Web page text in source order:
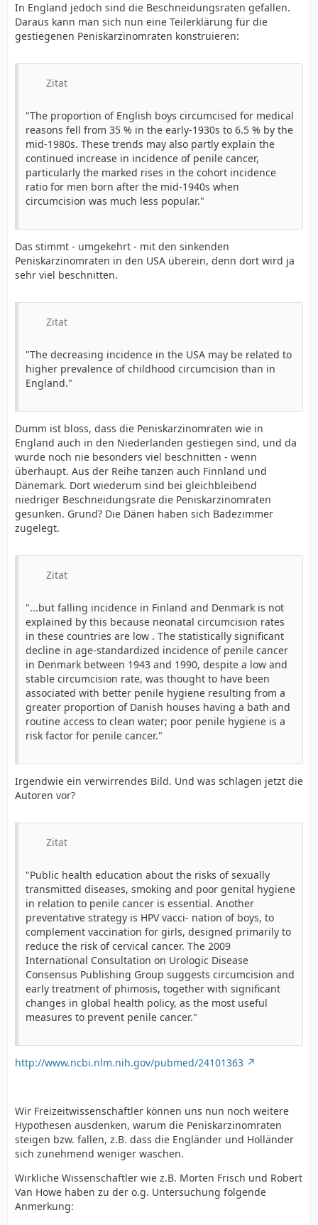
In England jedoch sind die Beschneidungsraten gefallen.
Daraus kann man sich nun eine Teilerklärung für die
gestiegenen Peniskarzinomraten konstruieren:
Zitat
"The proportion of English boys circumcised for medical
reasons fell from 35 % in the early-1930s to 6.5 % by the
mid-1980s. These trends may also partly explain the
continued increase in incidence of penile cancer,
particularly the marked rises in the cohort incidence
ratio for men born after the mid-1940s when
circumcision was much less popular."
Das stimmt - umgekehrt - mit den sinkenden
Peniskarzinomraten in den USA überein, denn dort wird ja
sehr viel beschnitten.
Zitat
"The decreasing incidence in the USA may be related to
higher prevalence of childhood circumcision than in
England."
Dumm ist bloss, dass die Peniskarzinomraten wie in
England auch in den Niederlanden gestiegen sind, und da
wurde noch nie besonders viel beschnitten - wenn
überhaupt. Aus der Reihe tanzen auch Finnland und
Dänemark. Dort wiederum sind bei gleichbleibend
niedriger Beschneidungsrate die Peniskarzinomraten
gesunken. Grund? Die Dänen haben sich Badezimmer
zugelegt.
Zitat
"...but falling incidence in Finland and Denmark is not
explained by this because neonatal circumcision rates
in these countries are low . The statistically significant
decline in age-standardized incidence of penile cancer
in Denmark between 1943 and 1990, despite a low and
stable circumcision rate, was thought to have been
associated with better penile hygiene resulting from a
greater proportion of Danish houses having a bath and
routine access to clean water; poor penile hygiene is a
risk factor for penile cancer."
Irgendwie ein verwirrendes Bild. Und was schlagen jetzt die
Autoren vor?
Zitat
"Public health education about the risks of sexually
transmitted diseases, smoking and poor genital hygiene
in relation to penile cancer is essential. Another
preventative strategy is HPV vacci- nation of boys, to
complement vaccination for girls, designed primarily to
reduce the risk of cervical cancer. The 2009
International Consultation on Urologic Disease
Consensus Publishing Group suggests circumcision and
early treatment of phimosis, together with significant
changes in global health policy, as the most useful
measures to prevent penile cancer."
http://www.ncbi.nlm.nih.gov/pubmed/24101363
Wir Freizeitwissenschaftler können uns nun noch weitere
Hypothesen ausdenken, warum die Peniskarzinomraten
steigen bzw. fallen, z.B. dass die Engländer und Holländer
sich zunehmend weniger waschen.
Wirkliche Wissenschaftler wie z.B. Morten Frisch und Robert
Van Howe haben zu der o.g. Untersuchung folgende
Anmerkung: